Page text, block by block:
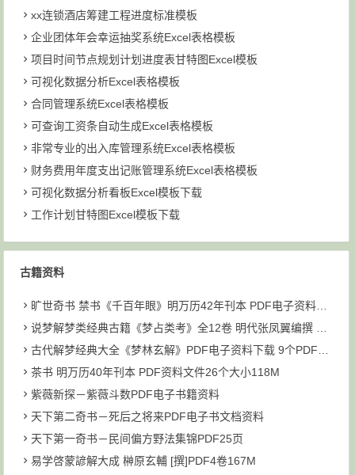
xx连锁酒店筹建工程进度标准模板
企业团体年会幸运抽奖系统Excel表格模板
项目时间节点规划计划进度表甘特图Excel模板
可视化数据分析Excel表格模板
合同管理系统Excel表格模板
可查询工资条自动生成Excel表格模板
非常专业的出入库管理系统Excel表格模板
财务费用年度支出记账管理系统Excel表格模板
可视化数据分析看板Excel模板下载
工作计划甘特图Excel模板下载
古籍资料
旷世奇书 禁书《千百年眼》明万历42年刊本 PDF电子资料下载
说梦解梦类经典古籍《梦占类考》全12卷 明代张凤翼编撰 PDF共6个文件93M下载
古代解梦经典大全《梦林玄解》PDF电子资料下载 9个PDF文件 大小为211M
茶书 明万历40年刊本 PDF资料文件26个大小118M
紫薇新探－紫薇斗数PDF电子书籍资料
天下第二奇书－死后之将来PDF电子书文档资料
天下第一奇书－民间偏方野法集锦PDF25页
易学啓蒙諺解大成 榊原玄輔 [撰]PDF4卷167M